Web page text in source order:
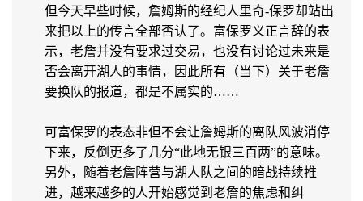
但今天早些时候，詹姆斯的经纪人里奇-保罗却站出
来把以上的传言全部否认了。富保罗义正言辞的表
示，老詹并没有要求过交易，也没有讨论过未来是
否会离开湖人的事情，因此所有（当下）关于老詹
要换队的报道，都是不属实的……
可富保罗的表态非但不会让詹姆斯的离队风波消停
下来，反倒更多了几分“此地无银三百两”的意味。
另外，随着老詹阵营与湖人队之间的暗战持续推
进，越来越多的人开始感觉到老詹的焦虑和纠